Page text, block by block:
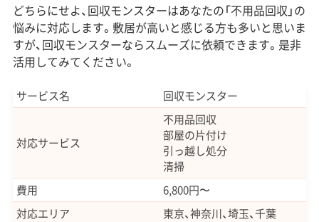
どちらにせよ、回収モンスターはあなたの「不用品回収」の
悩みに対応します。敷居が高いと感じる方も多いと思いま
すが、回収モンスターならスムーズに依頼できます。是非
活用してみてください。
サービス名 回収モンスター
対応サービス
不用品回収
部屋の片付け
引っ越し処分
清掃
費用
6,800円〜
対応エリア
東京、神奈川、埼玉、千葉